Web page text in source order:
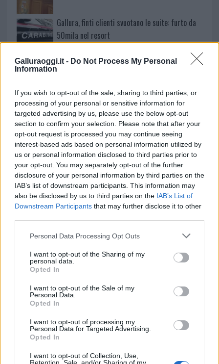
Galluraoggi.it - Do Not Process My Personal
Information
If you wish to opt-out of the sale, sharing to third parties, or
processing of your personal or sensitive information for
targeted advertising by us, please use the below opt-out
section to confirm your selection. Please note that after your
opt-out request is processed you may continue seeing
interest-based ads based on personal information utilized by
us or personal information disclosed to third parties prior to
your opt-out. You may separately opt-out of the further
disclosure of your personal information by third parties on the
IAB’s list of downstream participants. This information may
also be disclosed by us to third parties on the IAB’s List of
Downstream Participants that may further disclose it to other
Please note that this website/app uses one or more Google
not limited to your visit or usage behaviour. You may click to
grant or deny consent to Google and its third-party tags to
use your data for below specified purposes in below Google
consent section.
Personal Data Processing Opt Outs
I want to opt-out of the Sharing of my
personal data.
Opted In
I want to opt-out of the Sale of my
Personal Data.
Opted In
I want to opt-out of processing my
Personal Data for Targeted Advertising.
Opted In
I want to opt-out of Collection, Use,
Gallura, finti clienti svuotano le suite: furto da
50mila nel resort
Meteo Olbia 7 agosto, sole e caldo tornano
Test tunnel Olbia: rampe chiuse ancora fino a
fine agosto
Aggius conquista la classifica delle mete più
amate dell’estate 2026
NECROLOGIE
Paolo Pinna